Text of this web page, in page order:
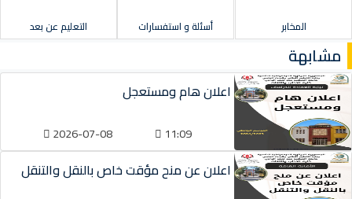
المخابر أسئلة و استفسارات التعليم عن بعد
مشابهة
اعلان هام ومستعجل
11:09
2026-07-08
اعلان عن منح مؤقت خاص بالنقل والتنقل